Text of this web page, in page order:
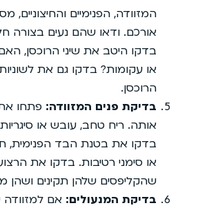
המזוודה, הפנימיים והחיצוניים,
אורכם. ודאו שהם נעים בצורה
בדקו היטב את שיני הרוכסן, האם
או עקומות? בדקו גם את
הרוכסן.
בדיקת פנים המזוודה: פתחו את
אותה. ריח טחב, עובש או
בדקו את בטנת הבד הפנימית,
או סימני רטיבות. בדקו את
שהקליפסים שלהן תקינים ושהן
בדיקת המנעולים: אם למזוודה